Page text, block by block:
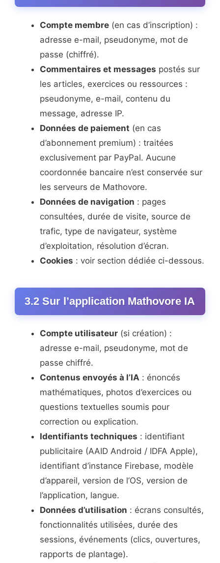
Compte membre (en cas d’inscription) :
adresse e-mail, pseudonyme, mot de
passe (chiffré).
Commentaires et messages postés sur
les articles, exercices ou ressources :
pseudonyme, e-mail, contenu du
message, adresse IP.
Données de paiement (en cas
d’abonnement premium) : traitées
exclusivement par PayPal. Aucune
coordonnée bancaire n’est conservée sur
les serveurs de Mathovore.
Données de navigation : pages
consultées, durée de visite, source de
trafic, type de navigateur, système
d’exploitation, résolution d’écran.
Cookies : voir section dédiée ci-dessous.
3.2 Sur l’application Mathovore IA
Compte utilisateur (si création) :
adresse e-mail, pseudonyme, mot de
passe chiffré.
Contenus envoyés à l’IA : énoncés
mathématiques, photos d’exercices ou
questions textuelles soumis pour
correction ou explication.
Identifiants techniques : identifiant
publicitaire (AAID Android / IDFA Apple),
identifiant d’instance Firebase, modèle
d’appareil, version de l’OS, version de
l’application, langue.
Données d’utilisation : écrans consultés,
fonctionnalités utilisées, durée des
sessions, événements (clics, ouvertures,
rapports de plantage).